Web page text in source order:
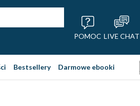
POMOC LIVE CHAT
Bestsellery Darmowe ebooki